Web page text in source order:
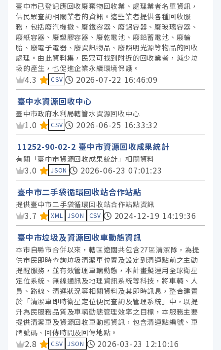
臺中市政府社會局 (2)
服務分類
格式
標籤
授權
臺中市已登記應回收廢棄物回收業、處理業者名單資訊，
供民眾查詢相關業者的資訊。這些業者提供各種回收服
務，包括廢汽機撤、廢鐵容器、廢鋁容器、廢玻璃容器、
廢紙容器、廢塑膠容器、廢乾電池、廢鉛蓄電池、廢輪
胎、廢電子電器、廢資訊物品、廢照明光源等物品的回收
處理。由此資料集，民眾可找到附近的回收業者，減少垃
圾的產生，也促進企業永續環境保護。
資料集評分：
4.3 CSV
2026-07-22 16:46:09
臺中水資源回收中心
臺中市政府水利局轄管水資源回收中心
資料集評分：
1.0 CSV
2026-06-25 16:33:32
11252-90-02-2 臺中市資源回收成果統計
有關「臺中市資源回收成果統計」相關資料
資料集評分：
3.0 JSON
2026-06-23 07:01:23
臺中市二手袋循環回收站合作站點
提供臺中市二手袋循環回收站合作站點資訊
資料集評分：
3.7 XML JSON CSV
2024-12-19 14:19:36
臺中市垃圾及資源回收車動態資訊
本市自縣市合併以來，轄區遼闊共包含27區清潔隊，為提
供市民即時查詢垃圾清潔車位置及設定到清運點前之主動
提醒服務，並有效管理車輛動態，本計畫擬運用全球衛星
定位系統、無線通訊及地理資訊系統等科技，將車輛、人
員、路線、清運狀況等相關資料及其即時訊息，整合建置
於「清潔車即時衛星定位便民查詢及管理系統」中，以提
升為民服務品質及車輛動態管理效率之目標，本服務主要
提供清潔車及資源回收車動態資訊，包含清運點編號、車
牌號碼、回傳時間及回傳地點。
資料集評分：
2.8 CSV JSON
2026-03-23 12:10:16